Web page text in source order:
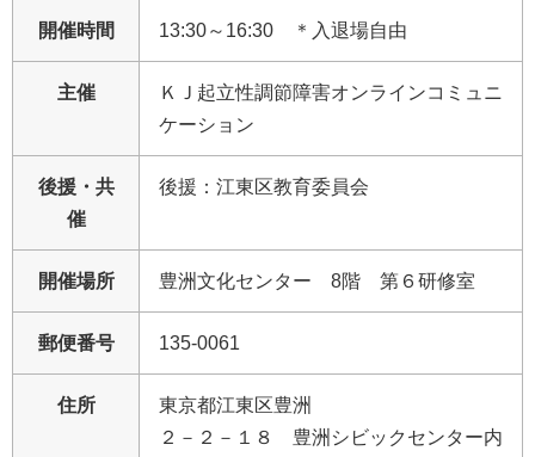
開催時間 13:30～16:30 ＊入退場自由
主催
ＫＪ起立性調節障害オンラインコミュニ
ケーション
後援・共
催
後援：江東区教育委員会
開催場所 豊洲文化センター 8階 第６研修室
郵便番号 135-0061
住所
東京都江東区豊洲
２－２－１８ 豊洲シビックセンター内